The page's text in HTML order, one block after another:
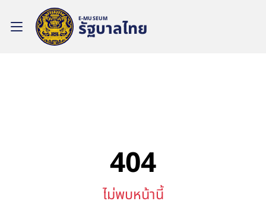
รัฐบาลไทย
E-MUSEUM
404
ไม่พบหน้านี้